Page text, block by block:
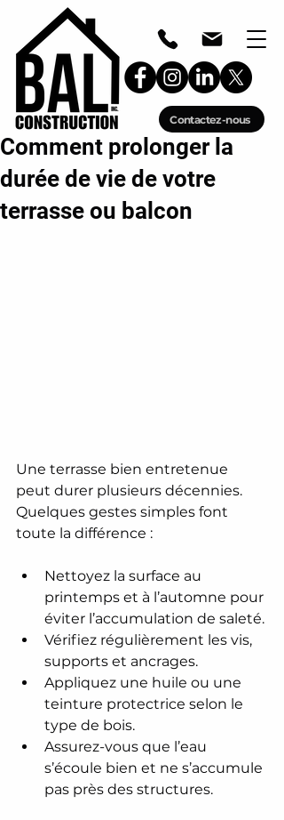
Contactez-nous
Comment prolonger la
durée de vie de votre
terrasse ou balcon
Une terrasse bien entretenue
peut durer plusieurs décennies.
Quelques gestes simples font
toute la différence :
Nettoyez la surface au
printemps et à l’automne pour
éviter l’accumulation de saleté.
Vérifiez régulièrement les vis,
supports et ancrages.
Appliquez une huile ou une
teinture protectrice selon le
type de bois.
Assurez-vous que l’eau
s’écoule bien et ne s’accumule
pas près des structures.